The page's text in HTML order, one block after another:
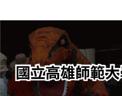
轉
要
內
容